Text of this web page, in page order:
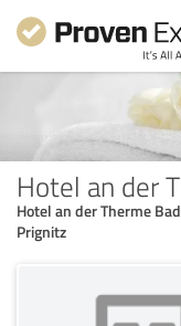
Hotel an der
Hotel an der Therme
Prignitz